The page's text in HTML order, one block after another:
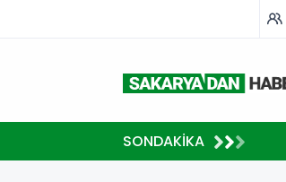
SONDAKİKA